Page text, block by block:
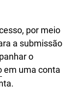
por meio
a submissão
o
em uma conta